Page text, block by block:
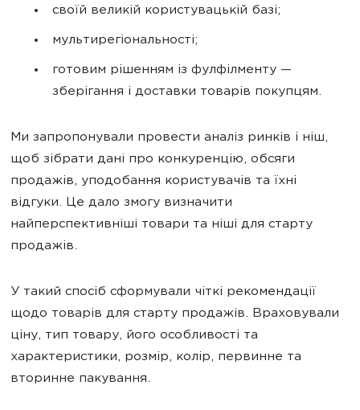
своїй великій користувацькій базі;
мультирегіональності;
готовим рішенням із фулфілменту —
зберігання і доставки товарів покупцям.
Ми запропонували провести аналіз ринків і ніш,
щоб зібрати дані про конкуренцію, обсяги
продажів, уподобання користувачів та їхні
відгуки. Це дало змогу визначити
найперспективніші товари та ніші для старту
продажів.
У такий спосіб сформували чіткі рекомендації
щодо товарів для старту продажів. Враховували
ціну, тип товару, його особливості та
характеристики, розмір, колір, первинне та
вторинне пакування.